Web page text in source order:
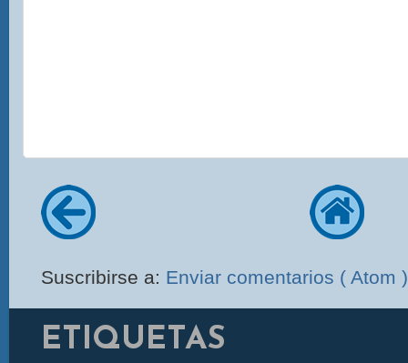
Suscribirse a: Enviar comentarios ( Atom )
ETIQUETAS